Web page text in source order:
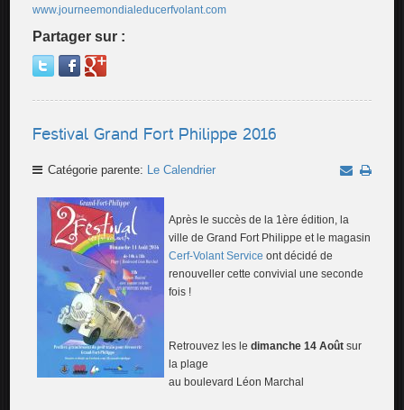
www.journeemondialeducerfvolant.com
Partager sur :
Festival Grand Fort Philippe 2016
Catégorie parente: Le Calendrier
Après le succès de la 1ère édition, la
ville de Grand Fort Philippe et le magasin
Cerf-Volant Service ont décidé de
renouveller cette convivial une seconde
fois !
Retrouvez les le dimanche 14 Août sur
la plage
au boulevard Léon Marchal